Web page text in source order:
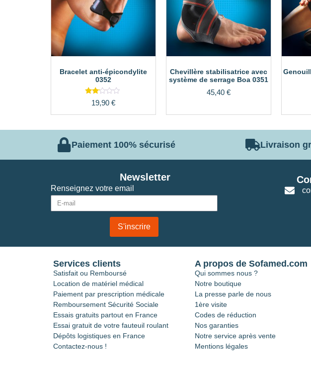
Bracelet anti-épicondylite
0352
Note
2.00
sur
19,90 €
Chevillère stabilisatrice avec
système de serrage Boa 0351
45,40 €
Paiement 100% sécurisé Livraison
Renseignez votre email
S'inscrire
Newsletter
Services clients
Satisfait ou Remboursé
Location de matériel médical
Paiement par prescription médicale
Remboursement Sécurité Sociale
Essais gratuits partout en France
Essai gratuit de votre fauteuil roulant
Dépôts logistiques en France
Contactez-nous !
A propos de Sofamed.com
Qui sommes nous ?
Notre boutique
La presse parle de nous
1ère visite
Codes de réduction
Nos garanties
Notre service après vente
Mentions légales